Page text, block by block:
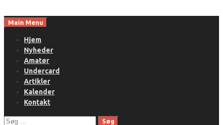
toMain Menu
Hjem
Nyheder
Amatør
Undercard
Artikler
Kalender
Kontakt
Søg